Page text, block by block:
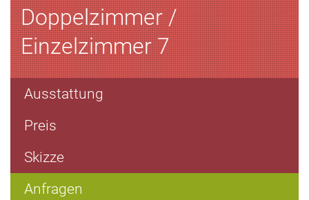
Doppelzimmer /
Einzelzimmer 7
Ausstattung
Preis
Skizze
Anfragen